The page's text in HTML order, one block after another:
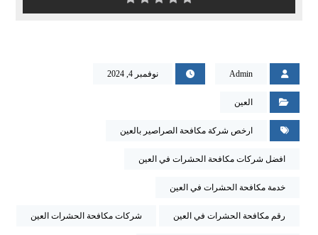
Admin نوفمبر 4, 2024
العين
ارخص شركة مكافحة الصراصير بالعين
افضل شركات مكافحة الحشرات في العين
خدمة مكافحة الحشرات في العين
رقم مكافحة الحشرات في العين شركات مكافحة الحشرات العين